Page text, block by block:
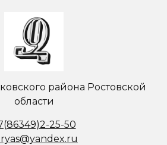
района Ростовской
области
25-50